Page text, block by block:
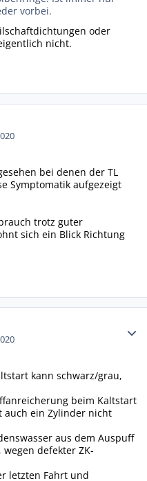
vorbei.
oder
nicht.
bei denen der TL
Symptomatik aufgezeigt
trotz guter
sich ein Blick Richtung
kann schwarz/grau,
beim Kaltstart
auch ein Zylinder nicht
aus dem Auspuff
defekter ZK-
letzten Fahrt und